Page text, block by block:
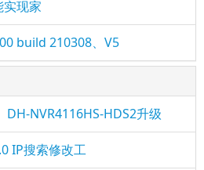
实现家
build 210308、V5
DH-NVR4116HS-HDS2升级
IP搜索修改工